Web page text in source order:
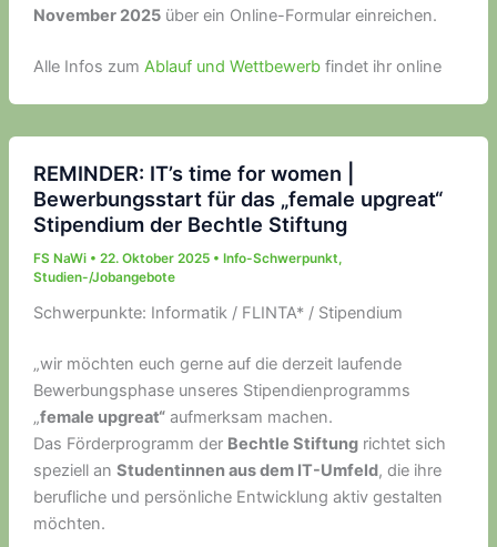
November 2025über ein Online-Formular einreichen.
Alle Infos zum Ablauf und Wettbewerbfindet ihr online
REMINDER: IT’s time for women |
Bewerbungsstart für das „female upgreat“
Stipendium der Bechtle Stiftung
FS NaWi • 22. Oktober 2025 • Info-Schwerpunkt,
Studien-/Jobangebote
Schwerpunkte: Informatik / FLINTA* / Stipendium
„wir möchten euch gerne auf die derzeit laufende
Bewerbungsphase unseres Stipendienprogramms
„female upgreat“aufmerksam machen.
Das Förderprogramm der Bechtle Stiftungrichtet sich
speziell an Studentinnen aus dem IT-Umfeld, die ihre
berufliche und persönliche Entwicklung aktiv gestalten
möchten.